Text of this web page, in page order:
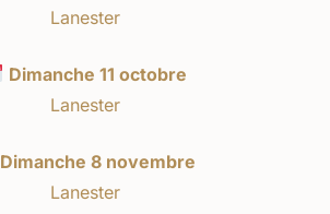
Lanester
Dimanche 11 octobre
Lanester
Dimanche 8 novembre
Lanester